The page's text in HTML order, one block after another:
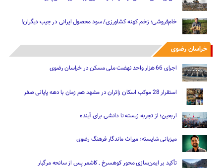
خام‌فروشی؛ زخم کهنه کشاورزی/ سود محصول ایرانی در جیب دیگران!
خراسان رضوی
اجرای 66 هزار واحد نهضت ملی مسکن در خراسان رضوی
استقرار 28 موکب اسکان زائران در مشهد هم زمان با دهه پایانی صفر
اربعین؛ از تجربه زیسته تا دانشی برای آینده
میزبانی شایسته؛ میراث ماندگار فرهنگ رضوی
تأکید بر ایمن‌سازی محور کوهسرخ ـ کاشمر پس از سانحه مرگبار